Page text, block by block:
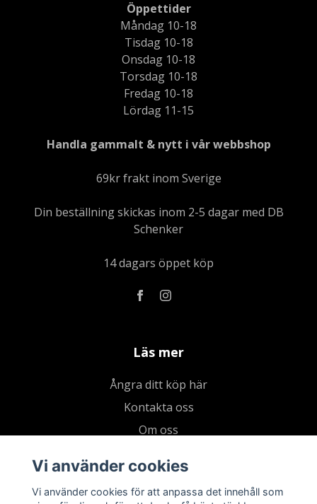
Öppettider
Måndag 10-18
Tisdag 10-18
Onsdag 10-18
Torsdag 10-18
Fredag 10-18
Lördag 11-15
Handla gammalt & nytt i vår webbshop
69kr frakt inom Sverige
Din beställning skickas inom 2-5 dagar med DB
Schenker
14 dagars öppet köp
Läs mer
Ångra ditt köp här
Kontakta oss
Om oss
Kundklubb
Presentkort
Vi använder cookies
Vi använder cookies för att anpassa det innehåll som